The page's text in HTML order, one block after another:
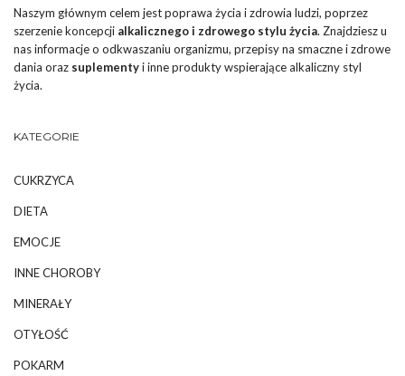
Naszym głównym celem jest poprawa życia i zdrowia ludzi, poprzez
szerzenie koncepcji alkalicznego i zdrowego stylu życia. Znajdziesz u
nas informacje o odkwaszaniu organizmu, przepisy na smaczne i zdrowe
dania oraz suplementyi inne produkty wspierające alkaliczny styl
życia.
KATEGORIE
CUKRZYCA
DIETA
EMOCJE
INNE CHOROBY
MINERAŁY
OTYŁOŚĆ
POKARM